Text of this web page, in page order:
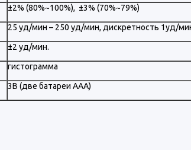
±2% (80%~100%), ±3% (70%~79%)
25 уд/мин – 250 уд/мин, дискретность 1уд/
±2 уд/мин.
гистограмма
3В (две батареи ААА)